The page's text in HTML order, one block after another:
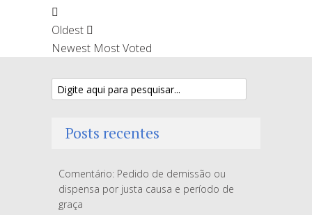
Oldest
Newest Most Voted
Posts recentes
Comentário: Pedido de demissão ou
dispensa por justa causa e período de
graça